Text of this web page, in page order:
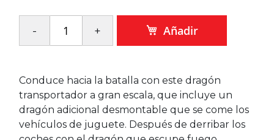
Añadir
Conduce hacia la batalla con este dragón
transportador a gran escala, que incluye un
dragón adicional desmontable que se come los
vehículos de juguete. Después de derribar los